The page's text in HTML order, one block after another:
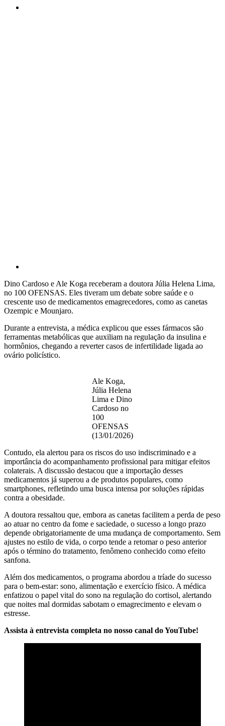
Dino Cardoso e Ale Koga receberam a doutora Júlia Helena Lima,
no 100 OFENSAS. Eles tiveram um debate sobre saúde e o
crescente uso de medicamentos emagrecedores, como as canetas
Ozempic e Mounjaro.
Durante a entrevista, a médica explicou que esses fármacos são
ferramentas metabólicas que auxiliam na regulação da insulina e
hormônios, chegando a reverter casos de infertilidade ligada ao
ovário policístico.
Ale Koga,
Júlia Helena
Lima e Dino
Cardoso no
100
OFENSAS
(13/01/2026)
Contudo, ela alertou para os riscos do uso indiscriminado e a
importância do acompanhamento profissional para mitigar efeitos
colaterais. A discussão destacou que a importação desses
medicamentos já superou a de produtos populares, como
smartphones, refletindo uma busca intensa por soluções rápidas
contra a obesidade.
A doutora ressaltou que, embora as canetas facilitem a perda de peso
ao atuar no centro da fome e saciedade, o sucesso a longo prazo
depende obrigatoriamente de uma mudança de comportamento. Sem
ajustes no estilo de vida, o corpo tende a retomar o peso anterior
após o término do tratamento, fenômeno conhecido como efeito
sanfona.
Além dos medicamentos, o programa abordou a tríade do sucesso
para o bem-estar: sono, alimentação e exercício físico. A médica
enfatizou o papel vital do sono na regulação do cortisol, alertando
que noites mal dormidas sabotam o emagrecimento e elevam o
estresse.
Assista à entrevista completa no nosso canal do YouTube!